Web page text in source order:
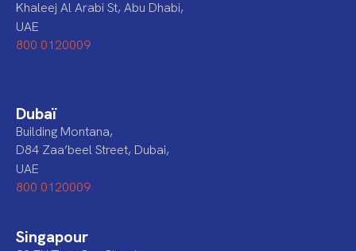
Khaleej Al Arabi St, Abu Dhabi,
UAE
800 0120009
Dubaï
Building Montana,
D84 Zaa’beel Street, Dubai,
UAE
800 0120009
Singapour